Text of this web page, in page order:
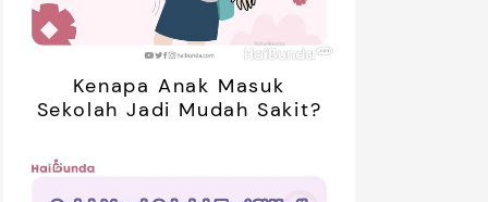
Kenapa Anak Masuk
Sekolah Jadi Mudah Sakit?